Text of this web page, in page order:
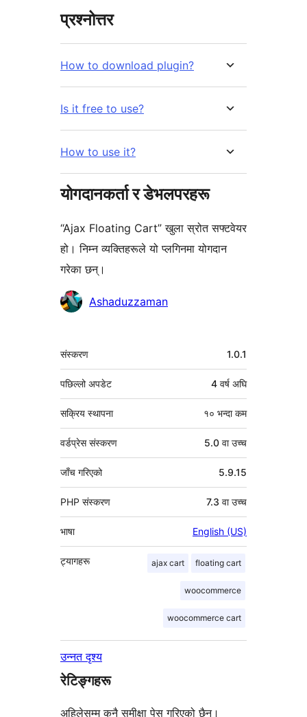
प्रश्नोत्तर
How to download plugin?
Is it free to use?
How to use it?
योगदानकर्ता र डेभलपरहरू
“Ajax Floating Cart” खुला स्रोत सफ्टवेयर
हो। निम्न व्यक्तिहरूले यो प्लगिनमा योगदान
गरेका छन्।
योगदानकर्ताहरूAshaduzzaman
मेटा
संस्करण 1.0.1
पछिल्लो अपडेट 4 वर्ष अघि
सक्रिय स्थापना १० भन्दा कम
वर्डप्रेस संस्करण 5.0 वा उच्च
जाँच गरिएको 5.9.15
PHP संस्करण 7.3 वा उच्च
भाषा English (US)
ट्यागहरू ajax cart floating cart
woocommerce
woocommerce cart
उन्नत दृश्य
रेटिङ्गहरू
अहिलेसम्म कुनै समीक्षा पेस गरिएको छैन।